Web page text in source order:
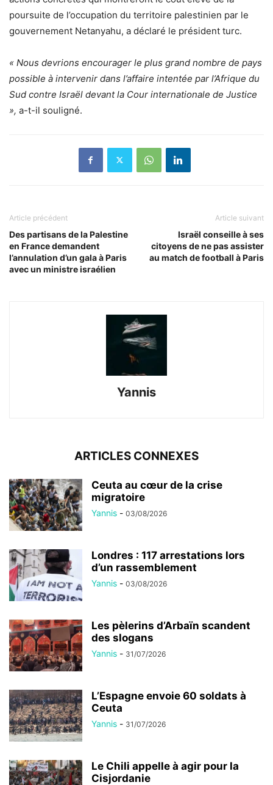
poursuite de l’occupation du territoire palestinien par le
gouvernement Netanyahu, a déclaré le président turc.
« Nous devrions encourager le plus grand nombre de pays
possible à intervenir dans l’affaire intentée par l’Afrique du
Sud contre Israël devant la Cour internationale de Justice
», a-t-il souligné.
Article précédent
Des partisans de la Palestine
en France demandent
l’annulation d’un gala à Paris
avec un ministre israélien
Article suivant
Israël conseille à ses
citoyens de ne pas assister
au match de football à Paris
Yannis
ARTICLES CONNEXES
Ceuta au cœur de la crise
migratoire
Yannis - 03/08/2026
Londres : 117 arrestations lors
d’un rassemblement
Yannis - 03/08/2026
Les pèlerins d’Arbaïn scandent
des slogans
Yannis - 31/07/2026
L’Espagne envoie 60 soldats à
Ceuta
Yannis - 31/07/2026
Le Chili appelle à agir pour la
Cisjordanie